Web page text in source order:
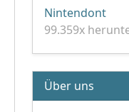
Nintendont
99.359x
Über uns